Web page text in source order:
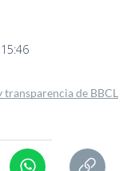
transparencia de BBCL